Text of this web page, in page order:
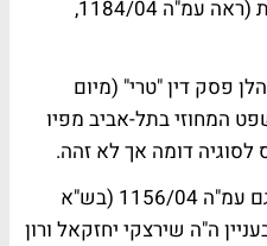
הינה לטעמו הוצאת שומת אמת (ראה עמ"ה 1184/04,
פסק דין "טרי" (מיום
המשפט המחוזי בתל-אביב מפיו
דומה אך לא זהה.
המדובר בעמ"ה 1155/04 וכן גם עמ"ה 1156/04 (בש"א
ובש"א 2597/05), בעניין ה"ה שירצקי יחזקאל ורון